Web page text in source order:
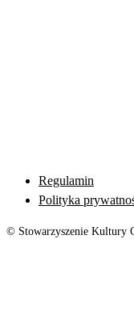
Regulamin
Polityka
© Stowarzyszenie Kultury